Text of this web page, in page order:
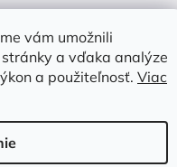
vám umožnili
a vďaka analýze
a použiteľnosť. Viac